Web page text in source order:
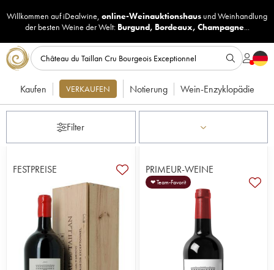
Willkommen auf iDealwine, online-Weinauktionshaus undWeinhandlung
der besten Weine der Welt: Burgund, Bordeaux, Champagne...
Kaufen VERKAUFEN Notierung Wein-Enzyklopädie
Filter
FESTPREISE PRIMEUR-WEINE
❤ Team-Favorit